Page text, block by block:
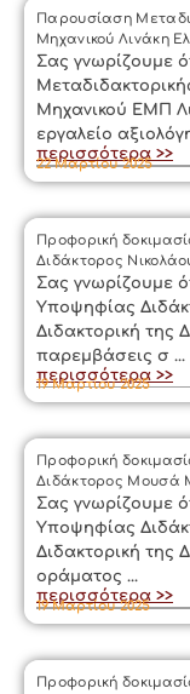
Παρουσίαση
Μηχανικού Λινάκη
Σας γνωρίζουμε
Μηχανικού ΕΜΠ
εργαλείο
περισσότερα >>
22 Μαρτίου 2025
Προφορική
Διδάκτορος
Σας γνωρίζουμε
Υποψηφίας
Διδακτορική της
παρεμβάσεις σ ...
περισσότερα >>
19 Μαρτίου 2025
Προφορική
Διδάκτορος Μουσά
Σας γνωρίζουμε
Υποψηφίας
Διδακτορική της
οράματος ...
περισσότερα >>
19 Μαρτίου 2025
Προφορική